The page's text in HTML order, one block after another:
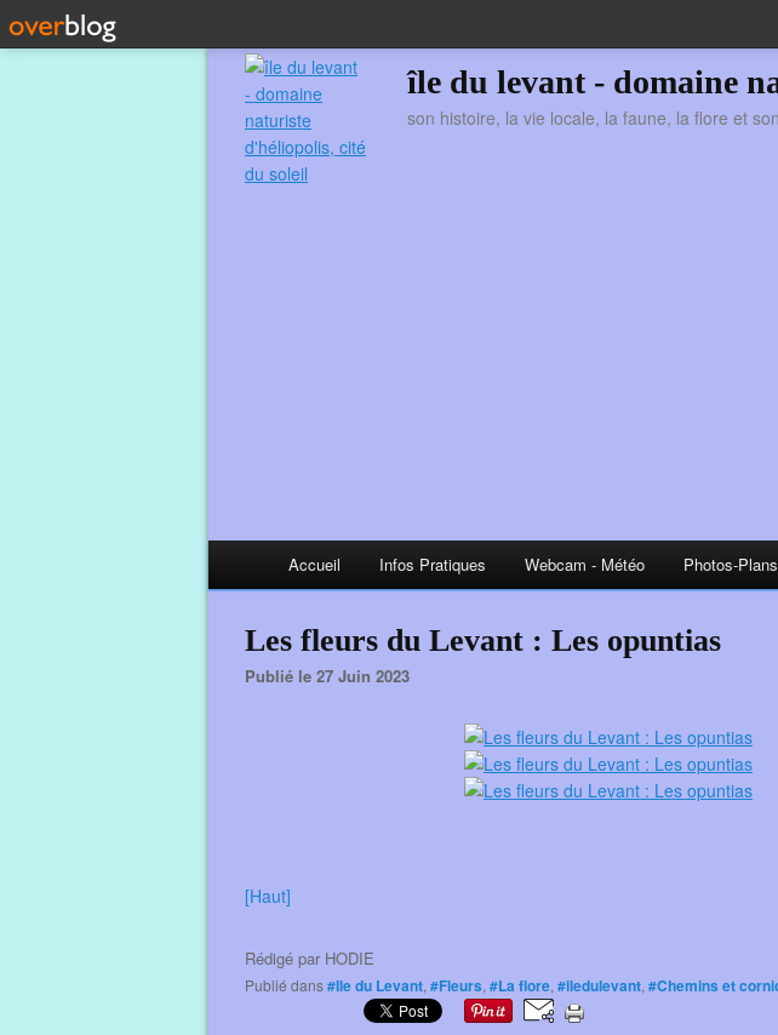
île du levant - domaine
son histoire, la vie locale, la faune, la flore et
Accueil Infos Pratiques Webcam - Météo Photos-
Les fleurs du Levant : Les opuntias
Publié le 27 Juin 2023
[Haut]
Rédigé par HODIE
Publié dans#Ile du Levant, #Fleurs, #La flore, #iledulevant, #Chemins et